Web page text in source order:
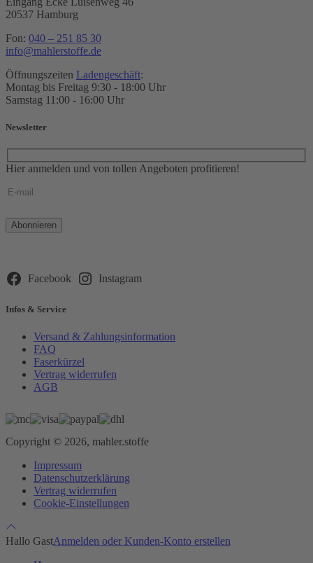
20537 Hamburg
Fon: 040 – 251 85 30
info@mahlerstoffe.de
Öffnungszeiten Ladengeschäft:
Montag bis Freitag 9:30 - 18:00 Uhr
Samstag 11:00 - 16:00 Uhr
Newsletter
Hier anmelden und von tollen Angeboten profitieren!
Bitte
lasse
leer.
Facebook Instagram
Infos & Service
Versand & Zahlungsinformation
FAQ
Faserkürzel
Vertrag widerrufen
AGB
Copyright © 2026, mahler.stoffe
Impressum
Datenschutzerklärung
Vertrag widerrufen
Cookie-Einstellungen
Hallo GastAnmelden oder Kunden-Konto erstellen